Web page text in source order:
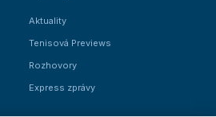
Aktuality
Tenisová Previews
Rozhovory
Express zprávy